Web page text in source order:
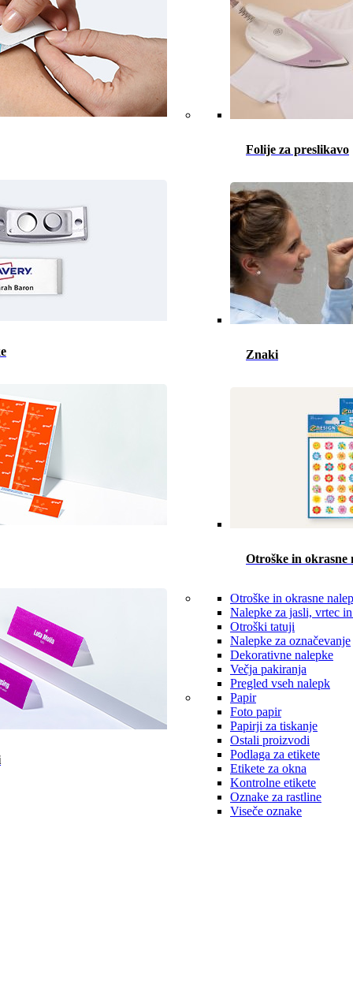
Folije za preslikavo
Znaki
Otroške in okrasne
Otroške in okrasne
Nalepke za jasli, vrtec
Otroški tatuji
Nalepke za označevanje
Dekorativne nalepke
Večja pakiranja
Pregled vseh nalepk
Papir
Foto papir
Papirji za tiskanje
Ostali proizvodi
Podlaga za etikete
Etikete za okna
Kontrolne etikete
Oznake za rastline
Viseče oznake